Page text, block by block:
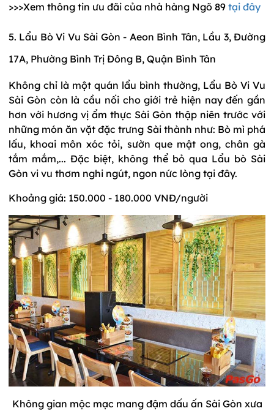
>>>Xem thông tin ưu đãi của nhà hàng Ngõ 89 tại đây
5. Lẩu Bò Vi Vu Sài Gòn - Aeon Bình Tân, Lầu 3, Đường
17A, Phường Bình Trị Đông B, Quận Bình Tân
Không chỉ là một quán lẩu bình thường, Lẩu Bò Vi Vu
Sài Gòn còn là cầu nối cho giới trẻ hiện nay đến gần
hơn với hương vị ẩm thực Sài Gòn thập niên trước với
những món ăn vặt đặc trưng Sài thành như: Bò mì phá
lấu, khoai môn xóc tỏi, sườn que mật ong, chân gà
tắm mắm,... Đặc biệt, không thể bỏ qua Lẩu bò Sài
Gòn vi vu thơm nghi ngút, ngon nức lòng tại đây.
Khoảng giá: 150.000 - 180.000 VNĐ/người
Không gian mộc mạc mang đậm dấu ấn Sài Gòn xưa